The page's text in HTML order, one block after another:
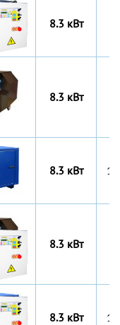
8.3 кВт
8.3 кВт
8.3 кВт
8.3 кВт
8.3 кВт